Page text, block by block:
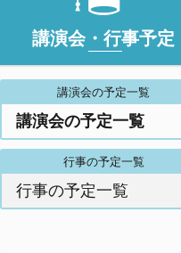
講演会・行事予定
講演会の予定一覧
講演会の予定一覧
行事の予定一覧
行事の予定一覧